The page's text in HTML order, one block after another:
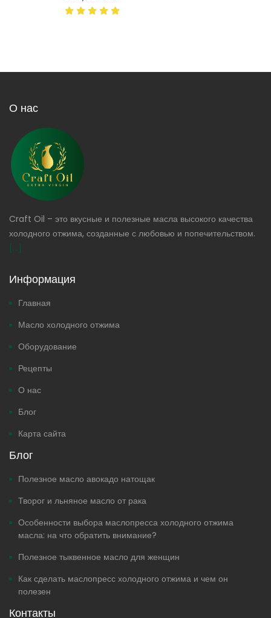
О нас
Craft Oil – это вкусные и полезные масла высокого качества
холодного отжима, созданные с любовью и попечительством.
[...]
Информация
Главная
Масло холодного отжима
Оборудование
Рецепты
О нас
Блог
Карта сайта
Блог
Полезное масло авокадо натощак
Творог и льняное масло от рака
Особенности выбора маслопресса холодного отжима
масла: на что обратить внимание?
Полезное тыквенное масло для женщин
Как сделать маслопресс холодного отжима и чем он
полезен
Контакты